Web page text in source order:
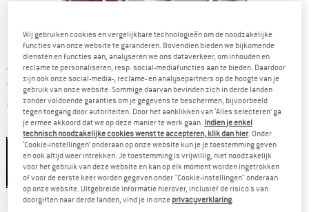
Oorspronkelijke prijs :
€ 37,95
Prijs:
€ 30,36 incl. BTW
excl. VerzendkostenInformatie over de verzendkosten. Opent in een
Kleur:Grey
-20%
Levertijd: 3-5 werkdagenDe link wordt geopend in een infovak en bevat
Wij gebruiken cookies en vergelijkbare technologieën om de noodzakelijke
functies van onze website te garanderen. Bovendien bieden we bijkomende
diensten en functies aan, analyseren we ons dataverkeer, om inhouden en
reclame te personaliseren, resp. social-mediafuncties aan te bieden. Daardoor
zijn ook onze social-media-, reclame- en analysepartners op de hoogte van je
gebruik van onze website. Sommige daarvan bevinden zich in derde landen
zonder voldoende garanties om je gegevens te beschermen, bijvoorbeeld
tegen toegang door autoriteiten. Door het aanklikken van ‘Alles selecteren’ ga
je ermee akkoord dat we op deze manier te werk gaan. Indien je enkel
technisch noodzakelijke cookies wenst te accepteren, klik dan hier. Onder
‘Cookie-instellingen’ onderaan op onze website kun je je toestemming geven
en ook altijd weer intrekken. Je toestemming is vrijwillig, niet noodzakelijk
voor het gebruik van deze website en kan op elk moment worden ingetrokken
of voor de eerste keer worden gegeven onder "Cookie-instellingen" onderaan
op onze website. Uitgebreide informatie hierover, inclusief de risico's van
doorgiften naar derde landen, vind je in onze privacyverklaring.